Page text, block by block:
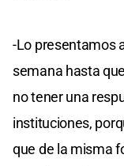
-Lo presentamos
semana hasta
no tener una
instituciones,
que de la misma